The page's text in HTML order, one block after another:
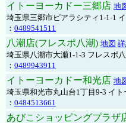
イトーヨーカドー三郷店 地
埼玉県三郷市ピアラシティ1-1-1
： 0489541511
八潮店(フレスポ八潮) 地図
埼玉県八潮市大瀬1-1-3 フレスポ
： 0489943911
イトーヨーカドー和光店 地
埼玉県和光市丸山台1丁目9-3 イ
： 0484513661
あびこショッピングプラザ